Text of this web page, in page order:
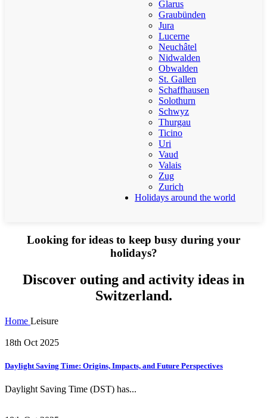
Glarus
Graubünden
Jura
Lucerne
Neuchâtel
Nidwalden
Obwalden
St. Gallen
Schaffhausen
Solothurn
Schwyz
Thurgau
Ticino
Uri
Vaud
Valais
Zug
Zurich
Holidays around the world
Looking for ideas to keep busy during your
holidays?
Discover outing and activity ideas in
Switzerland.
Home Leisure
18th Oct 2025
Daylight Saving Time: Origins, Impacts, and Future Perspectives
Daylight Saving Time (DST) has...